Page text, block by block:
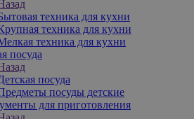
техника для кухни
техника для кухни
техника для кухни
посуда
посуда
посуды детские
для приготовления